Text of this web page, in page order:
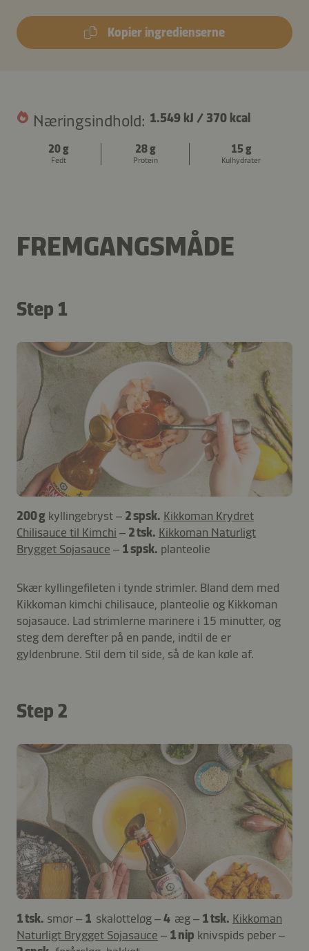
Kopier ingredienserne
Næringsindhold: 1.549 kJ / 370 kcal
20 g
Fedt
28 g
Protein
15 g
Kulhydrater
FREMGANGSMÅDE
Step 1
200 g kyllingebryst – 2 spsk. Kikkoman Krydret
Chilisauce til Kimchi – 2 tsk. Kikkoman Naturligt
Brygget Sojasauce – 1 spsk. planteolie
Skær kyllingefileten i tynde strimler. Bland dem med
Kikkoman kimchi chilisauce, planteolie og Kikkoman
sojasauce. Lad strimlerne marinere i 15 minutter, og
steg dem derefter på en pande, indtil de er
gyldenbrune. Stil dem til side, så de kan køle af.
Step 2
1 tsk. smør – 1 skalotteløg –4 æg – 1 tsk. Kikkoman
Naturligt Brygget Sojasauce – 1 nip knivspids peber –